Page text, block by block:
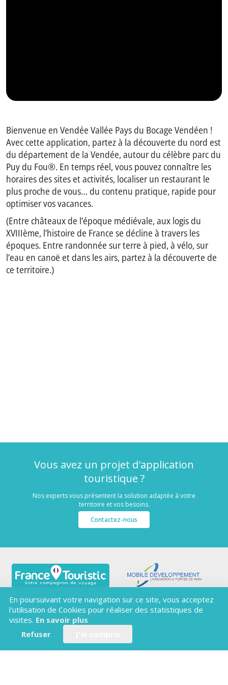
Bienvenue en Vendée Vallée Pays du Bocage Vendéen !
Avec cette application, partez à la découverte du nord est
du département de la Vendée, autour du célèbre parc du
Puy du Fou®. En temps réel, vous pouvez connaître les
horaires des sites et activités, localiser un restaurant le
plus proche de vous… du contenu pratique, rapide pour
optimiser vos vacances.
(Entre châteaux de l’époque médiévale, aux logis du
XVIIIème, l’histoire de France se décline à travers les
époques. Entre randonnée sur terre à pied, à vélo, sur
l’eau en canoë et dans les airs, partez à la découverte de
ce territoire.)
Vous avez un projet d'application
touristique ?
Nos experts vous présentent la solution adaptée à votre
territoire et vos besoins.
Contactez-nous
FRANCE TOURISTIC
AGENCE MOBILE DEVELOPPEMENT
2 RUE DU COMMERCE
497000 DOUÉ LA FONTAINE
info@francetouristic.com
En poursuivant votre navigation sur ce site, vous acceptez
l'utilisation de Cookies pour réaliser des statistiques de
visites. En savoir plus
Refuser